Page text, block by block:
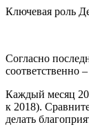
Ключевая роль
Согласно
соответственно
Каждый месяц
к 2018).
делать